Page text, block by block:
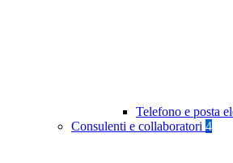
Telefono e posta
Consulenti e collaboratori 4